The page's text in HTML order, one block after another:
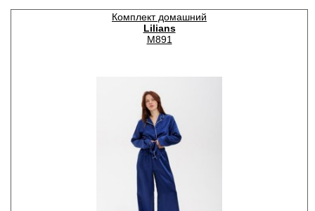
Комплект домашний
Lilians
M891